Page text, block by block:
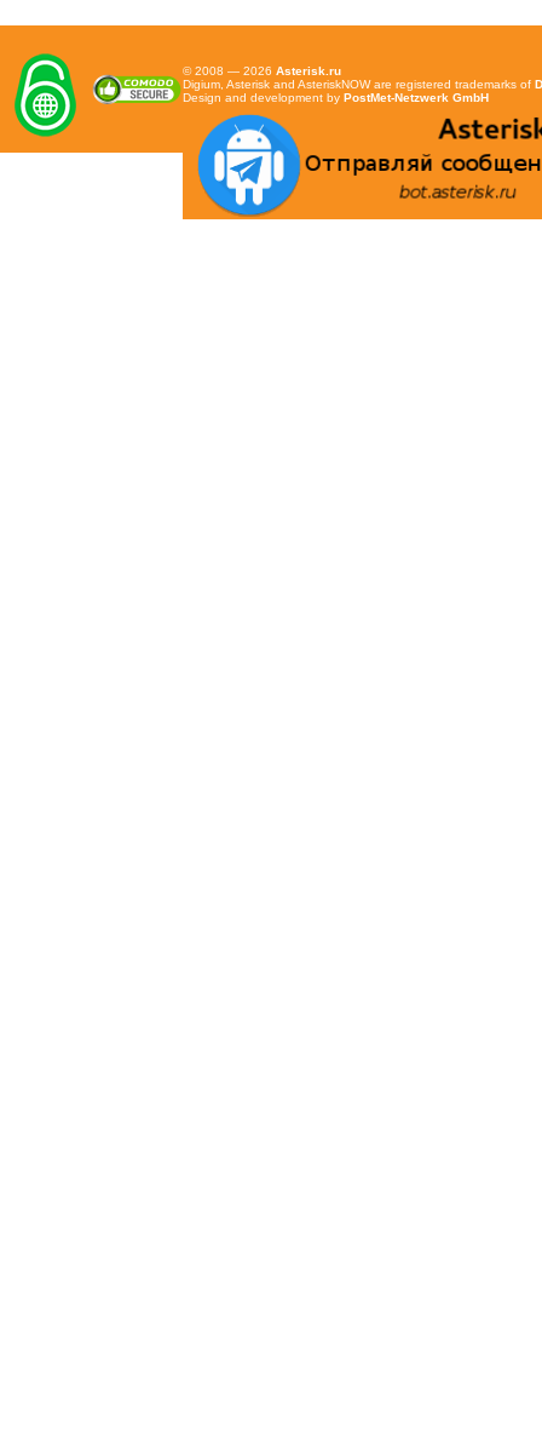
© 2008 — 2026 Asterisk.ru
Digium, Asterisk and AsteriskNOW are registered trademarks of
Design and development by PostMet-Netzwerk GmbH